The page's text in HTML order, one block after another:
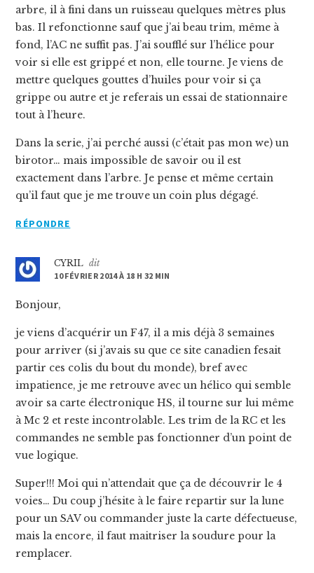
arbre, il à fini dans un ruisseau quelques mètres plus
bas. Il refonctionne sauf que j’ai beau trim, même à
fond, l’AC ne suffit pas. J’ai soufflé sur l’hélice pour
voir si elle est grippé et non, elle tourne. Je viens de
mettre quelques gouttes d’huiles pour voir si ça
grippe ou autre et je referais un essai de stationnaire
tout à l’heure.
Dans la serie, j’ai perché aussi (c’était pas mon we) un
birotor… mais impossible de savoir ou il est
exactement dans l’arbre. Je pense et même certain
qu’il faut que je me trouve un coin plus dégagé.
RÉPONDRE
CYRIL dit
10 FÉVRIER 2014 À 18 H 32 MIN
Bonjour,
je viens d’acquérir un F47, il a mis déjà 3 semaines
pour arriver (si j’avais su que ce site canadien fesait
partir ces colis du bout du monde), bref avec
impatience, je me retrouve avec un hélico qui semble
avoir sa carte électronique HS, il tourne sur lui même
à Mc 2 et reste incontrolable. Les trim de la RC et les
commandes ne semble pas fonctionner d’un point de
vue logique.
Super!!! Moi qui n’attendait que ça de découvrir le 4
voies… Du coup j’hésite à le faire repartir sur la lune
pour un SAV ou commander juste la carte défectueuse,
mais la encore, il faut maitriser la soudure pour la
remplacer.